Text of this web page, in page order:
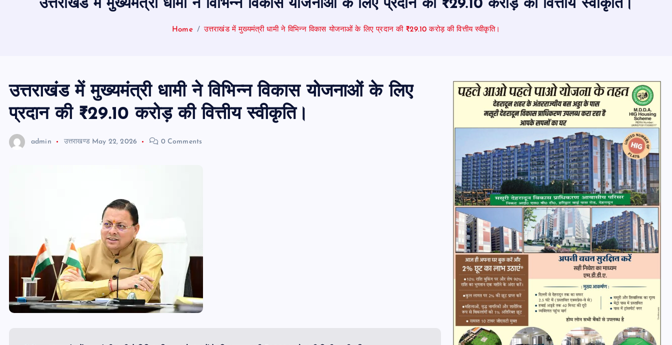
उत्तराखंड में मुख्यमंत्री धामी ने विभिन्न विकास योजनाओं के लिए प्रदान की ₹29.10 करोड़ की वित्तीय स्वीकृति।
Home उत्तराखंड में मुख्यमंत्री धामी ने विभिन्न विकास योजनाओं के लिए प्रदान की ₹29.10 करोड़ की वित्तीय स्वीकृति।
उत्तराखंड में मुख्यमंत्री धामी ने विभिन्न विकास योजनाओं के लिए
प्रदान की ₹29.10 करोड़ की वित्तीय स्वीकृति।
admin उत्तराखण्ड May 22, 2026 0 Comments